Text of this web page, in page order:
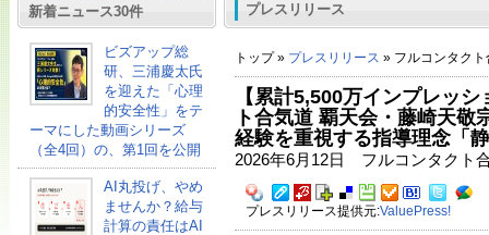
新着ニュース30件
ビズアップ総
研、三浦慶太氏
を迎えた「心理
的安全性」をテ
ーマにした動画シリーズ
（全4回）の、第1回を公開
AI丸投げ、やめ
ませんか？給与
計算の責任はAI
プレスリリース
トップ » プレスリリース » フルコンタク
【累計5,500万インプレッ
ト合気道 覇天会・藤崎天敬
経験を重視する指導理念「
2026年6月12日 フルコンタクト
プレスリリース提供元:ValuePress!